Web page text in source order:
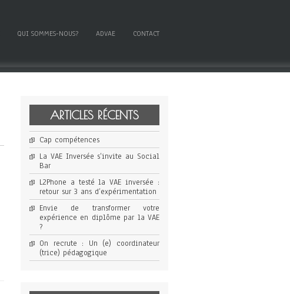
QUI SOMMES-NOUS? ADVAE CONTACT
ARTICLES RÉCENTS
Cap compétences
La VAE Inversée s’invite au Social
Bar
L2Phone a testé la VAE inversée :
retour sur 3 ans d’expérimentation
Envie de transformer votre
expérience en diplôme par la VAE
?
On recrute : Un (e) coordinateur
(trice) pédagogique